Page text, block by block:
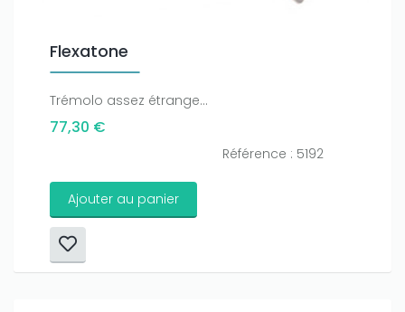
Flexatone
Trémolo assez étrange...
77,30 €
Référence : 5192
Ajouter au panier